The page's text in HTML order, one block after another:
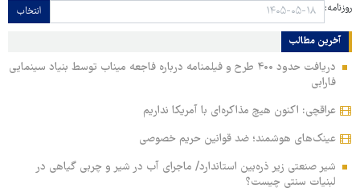
روزنامه: انتخاب
آخرین مطالب
دریافت حدود ۴۰۰ طرح و فیلمنامه درباره فاجعه میناب توسط بنیاد سینمایی
فارابی
عراقچی: اکنون هیچ مذاکره‌ای با آمریکا نداریم
عینک‌های هوشمند؛ ضد قوانین حریم خصوصی
شیر صنعتی زیر ذره‌بین استاندارد/ ماجرای آب در شیر و چربی گیاهی در
لبنیات سنتی چیست؟